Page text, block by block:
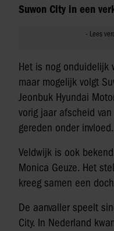
Suwon City in een
Het is nog onduidelijk
maar mogelijk volgt
Jeonbuk Hyundai
vorig jaar afscheid
gereden onder invloed.
Veldwijk is ook
Monica Geuze. Het
kreeg samen een
De aanvaller speelt
City. In Nederland